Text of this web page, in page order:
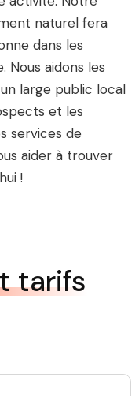
naturel fera
dans les
aidons les
large public local
et les
services de
aider à trouver
!
tarifs